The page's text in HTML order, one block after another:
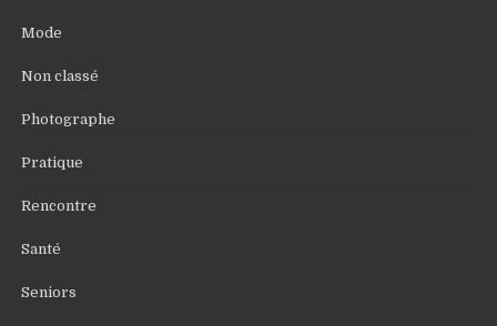
Mode
Non classé
Photographe
Pratique
Rencontre
Santé
Seniors